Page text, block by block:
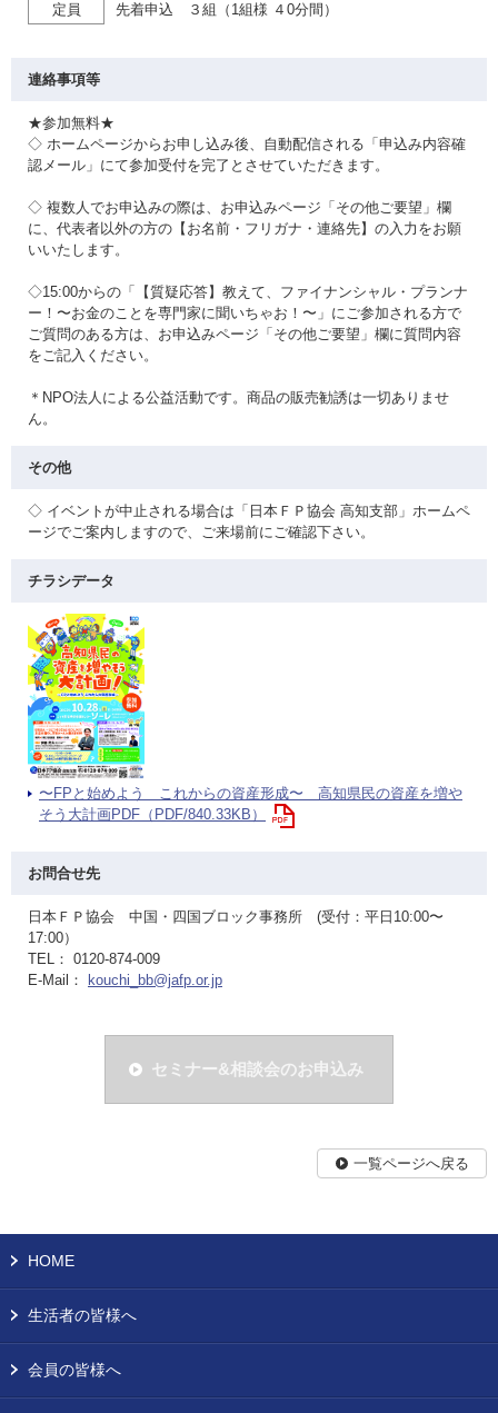
定員 先着申込 ３組（1組様 ４0分間）
連絡事項等
★参加無料★
◇ ホームページからお申し込み後、自動配信される「申込み内容確
認メール」にて参加受付を完了とさせていただきます。
◇ 複数人でお申込みの際は、お申込みページ「その他ご要望」欄
に、代表者以外の方の【お名前・フリガナ・連絡先】の入力をお願
いいたします。
◇15:00からの「【質疑応答】教えて、ファイナンシャル・プランナ
ー！〜お金のことを専門家に聞いちゃお！〜」にご参加される方で
ご質問のある方は、お申込みページ「その他ご要望」欄に質問内容
をご記入ください。
＊NPO法人による公益活動です。商品の販売勧誘は一切ありませ
ん。
その他
◇ イベントが中止される場合は「日本ＦＰ協会 高知支部」ホームペ
ージでご案内しますので、ご来場前にご確認下さい。
チラシデータ
〜FPと始めよう これからの資産形成〜 高知県民の資産を増や
そう大計画PDF（PDF/840.33KB）
お問合せ先
日本ＦＰ協会 中国・四国ブロック事務所 (受付：平日10:00〜
17:00）
TEL： 0120-874-009
E-Mail：
kouchi_bb@jafp.or.jp
セミナー&相談会のお申込み
一覧ページへ戻る
HOME
生活者の皆様へ
会員の皆様へ